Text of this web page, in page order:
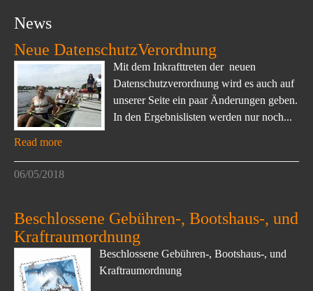
News
Neue DatenschutzVerordnung
Mit dem Inkrafttreten der neuen
Datenschutzverordnung wird es auch auf
unserer Seite ein paar Änderungen geben.
In den Ergebnislisten werden nur noch...
Read more
06/05/2018
Beschlossene Gebühren-, Bootshaus-, und
Kraftraumordnung
Beschlossene Gebühren-, Bootshaus-, und
Kraftraumordnung